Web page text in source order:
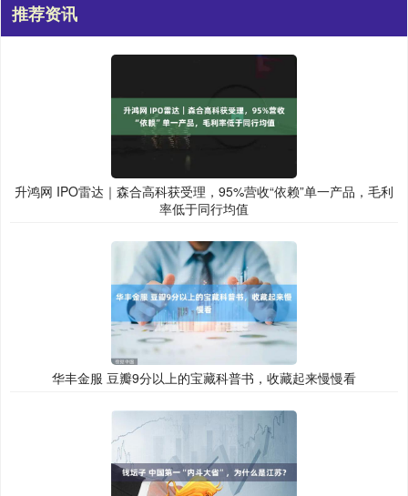
推荐资讯
升鸿网 IPO雷达｜森合高科获受理，95%营收“依赖”单一产品，毛利
率低于同行均值
华丰金服 豆瓣9分以上的宝藏科普书，收藏起来慢慢看